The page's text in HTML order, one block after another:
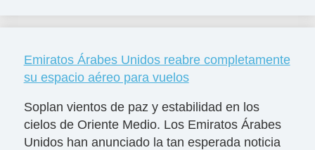
Emiratos Árabes Unidos reabre completamente
su espacio aéreo para vuelos
Soplan vientos de paz y estabilidad en los
cielos de Oriente Medio. Los Emiratos Árabes
Unidos han anunciado la tan esperada noticia